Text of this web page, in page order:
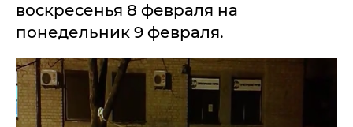
воскресенья 8 февраля на
понедельник 9 февраля.